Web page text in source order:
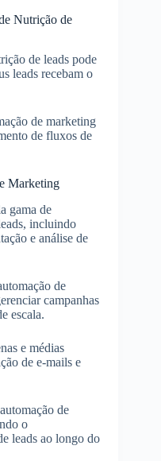
Nutrição de
de leads pode
leads recebam o
de marketing
de fluxos de
Marketing
gama de
incluindo
e análise de
de
campanhas
escala.
e médias
de e-mails e
de
o
leads ao longo do